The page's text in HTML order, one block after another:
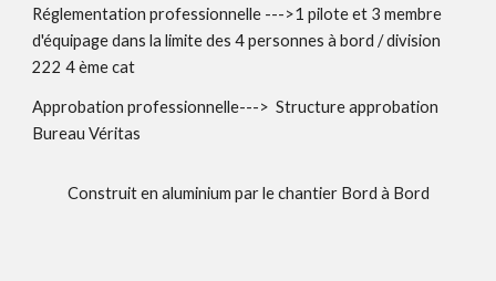
Réglementation professionnelle --->1 pilote et 3 membre
d'équipage dans la limite des 4 personnes à bord / division
222 4 ème cat
Approbation professionnelle---> Structure approbation
Bureau Véritas
Construit en aluminium par le chantier Bord à Bord